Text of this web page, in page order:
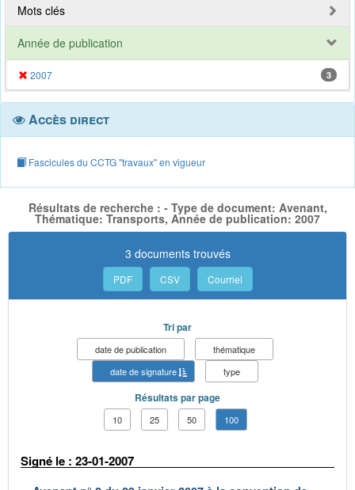
Mots clés
Année de publication
2007 3
Accès direct
Fascicules du CCTG "travaux" en vigueur
Résultats de recherche : - Type de document: Avenant,
Thématique: Transports, Année de publication: 2007
3 documents trouvés
PDF CSV Courriel
Tri par
date de publication
thématique
date de signature
type
Résultats par page
10 25 50 100
Signé le : 23-01-2007